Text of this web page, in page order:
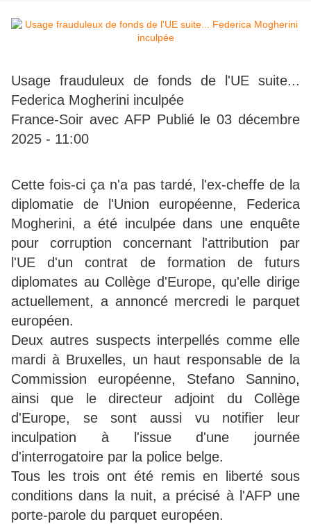
Usage frauduleux de fonds de l'UE suite...
Federica Mogherini inculpée
France-Soir avec AFP Publié le 03 décembre
2025 - 11:00
Cette fois-ci ça n'a pas tardé, l'ex-cheffe de la
diplomatie de l'Union européenne, Federica
Mogherini, a été inculpée dans une enquête
pour corruption concernant l'attribution par
l'UE d'un contrat de formation de futurs
diplomates au Collège d'Europe, qu'elle dirige
actuellement, a annoncé mercredi le parquet
européen.
Deux autres suspects interpellés comme elle
mardi à Bruxelles, un haut responsable de la
Commission européenne, Stefano Sannino,
ainsi que le directeur adjoint du Collège
d'Europe, se sont aussi vu notifier leur
inculpation à l'issue d'une journée
d'interrogatoire par la police belge.
Tous les trois ont été remis en liberté sous
conditions dans la nuit, a précisé à l'AFP une
porte-parole du parquet européen.